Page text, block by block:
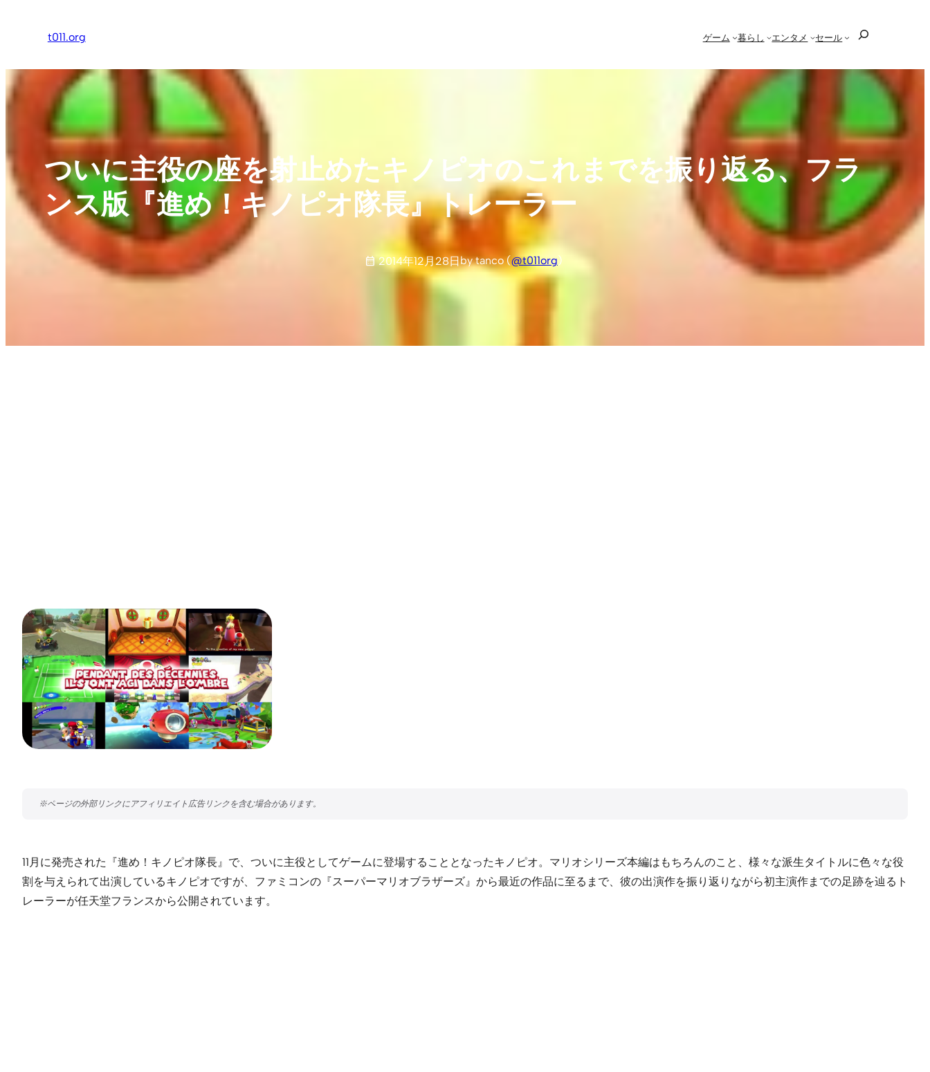
ス
キ
t011.org ゲーム 暮らし エンタメ セール
ついに主役の座を射止めたキノピオのこれまでを振り返る、フラ
ンス版『進め！キノピオ隊長』トレーラー
2014年12月28日by tanco (@t011org)
11月に発売された『進め！キノピオ隊長』で、ついに主役としてゲームに登場することとなったキノピオ。マリオシリーズ本編はもちろんのこと、様々な派生タイトルに色々な役
割を与えられて出演しているキノピオですが、ファミコンの『スーパーマリオブラザーズ』から最近の作品に至るまで、彼の出演作を振り返りながら初主演作までの足跡を辿るト
レーラーが任天堂フランスから公開されています。